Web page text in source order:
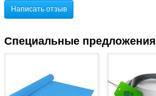
Написать отзыв
Специальные предложения